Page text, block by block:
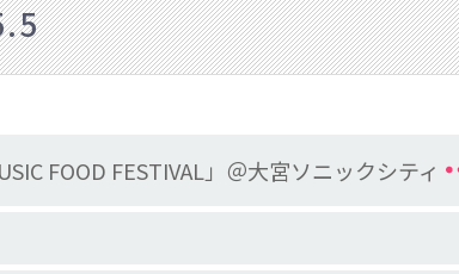
FOOD FESTIVAL」＠大宮ソニックシティ